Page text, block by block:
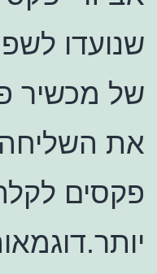
שנועדו
של מכשיר
את
פקסים